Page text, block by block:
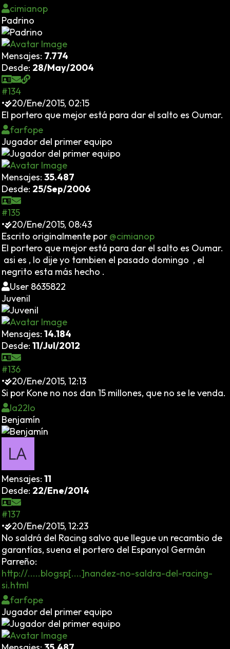
cimianop
Padrino
Mensajes: 7.774
Desde: 28/May/2004
#134
•
20/Ene/2015, 02:15
El portero que mejor está para dar el salto es Oumar.
farfope
Jugador del primer equipo
Mensajes: 35.487
Desde: 25/Sep/2006
#135
•
20/Ene/2015, 08:43
Escrito originalmente por @cimianop
El portero que mejor está para dar el salto es Oumar.
asi es , lo dije yo tambien el pasado domingo , el
negrito esta más hecho .
User 8635822
Juvenil
Mensajes: 14.184
Desde: 11/Jul/2012
#136
•
20/Ene/2015, 12:13
Si por Kone no nos dan 15 millones, que no se le venda.
la22lo
Benjamín
Mensajes: 11
Desde: 22/Ene/2014
#137
•
20/Ene/2015, 12:23
No saldrá del Racing salvo que llegue un recambio de
garantías, suena el portero del Espanyol Germán
Parreño:
http://.....blogsp[....]nandez-no-saldra-del-racing-
si.html
farfope
Jugador del primer equipo